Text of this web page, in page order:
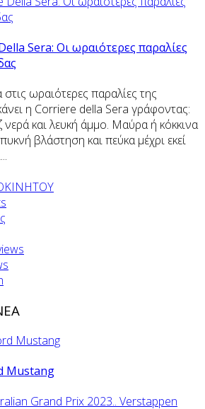
Sera: Οι ωραιότερες παραλίες
ωραιότερες παραλίες της
η Corriere della Sera γράφοντας:
νερά και λευκή άμμο. Μαύρα ή κόκκινα
βλάστηση και πεύκα μέχρι εκεί
Mustang